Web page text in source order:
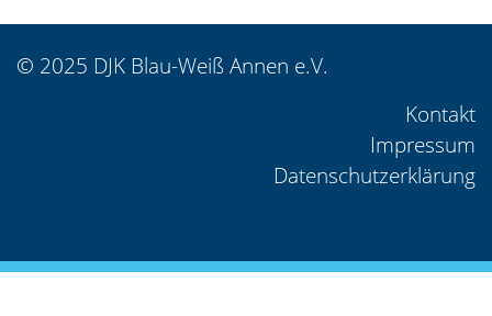
© 2025 DJK Blau-Weiß Annen e.V.
Kontakt
Impressum
Datenschutzerklärung